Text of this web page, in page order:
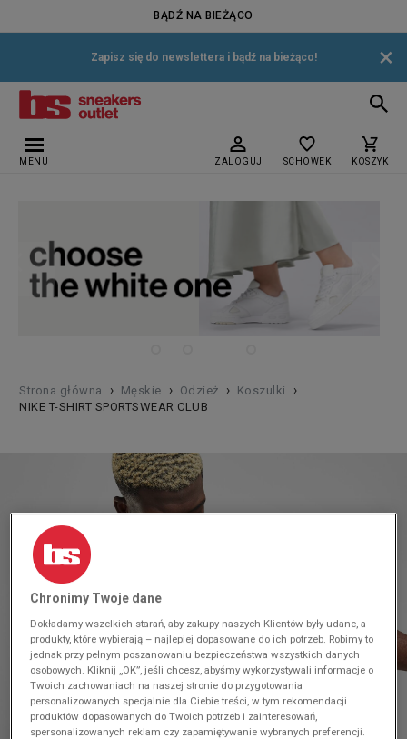
BĄDŹ NA BIEŻĄCO
Zapisz się do newslettera i bądź na bieżąco! ×
MENU ZALOGUJ SCHOWEK KOSZYK
Strona główna › Męskie › Odzież › Koszulki ›
NIKE T-SHIRT SPORTSWEAR CLUB
Chronimy Twoje dane
Dokładamy wszelkich starań, aby zakupy naszych Klientów były udane, a
produkty, które wybierają – najlepiej dopasowane do ich potrzeb. Robimy to
jednak przy pełnym poszanowaniu bezpieczeństwa wszystkich danych
osobowych. Kliknij „OK”, jeśli chcesz, abyśmy wykorzystywali informacje o
Twoich zachowaniach na naszej stronie do przygotowania
personalizowanych specjalnie dla Ciebie treści, w tym rekomendacji
produktów dopasowanych do Twoich potrzeb i zainteresowań,
spersonalizowanych reklam czy zapamiętywanie wybranych preferencji.